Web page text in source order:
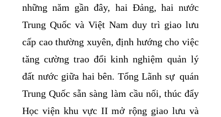
những năm gần đây, hai Đảng, hai nước
Trung Quốc và Việt Nam duy trì giao lưu
cấp cao thường xuyên, định hướng cho việc
tăng cường trao đổi kinh nghiệm quản lý
đất nước giữa hai bên. Tổng Lãnh sự quán
Trung Quốc sẵn sàng làm cầu nối, thúc đẩy
Học viện khu vực II mở rộng giao lưu và